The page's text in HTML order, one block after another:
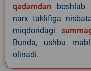
qadamdan boshlab
narx taklifiga
miqdoridagi
Bunda, ushbu
olinadi.